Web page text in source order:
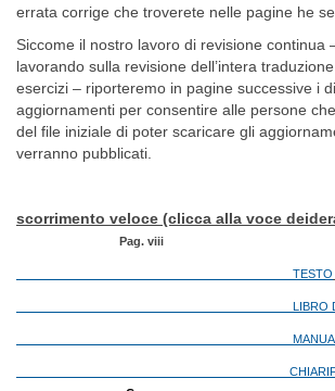
errata corrige che troverete nelle pagine he
Siccome il nostro lavoro di revisione continua
lavorando sulla revisione dell’intera
esercizi – riporteremo in pagine successive i
aggiornamenti per consentire alle persone
del file iniziale di poter scaricare gli
verranno pubblicati.
scorrimento veloce (clicca alla voce
Pag. viii
TESTO
LIBRO DEGLI
MANUALE
CHIARIFICAZIONE